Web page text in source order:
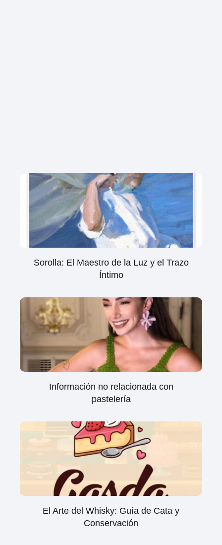
Sorolla: El Maestro de la Luz y el Trazo
Íntimo
Información no relacionada con
pastelería
El Arte del Whisky: Guía de Cata y
Conservación